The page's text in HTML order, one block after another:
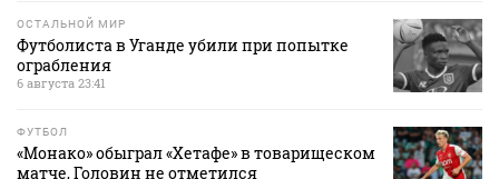
ОСТАЛЬНОЙ МИР
Футболиста в Уганде убили при попытке
ограбления
6 августа 23:41
ФУТБОЛ
«Монако» обыграл «Хетафе» в товарищеском
матче, Головин не отметился